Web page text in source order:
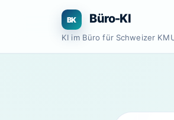
Büro-KI
KI im Büro für Schweizer